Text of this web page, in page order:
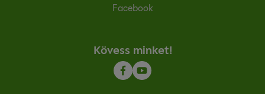
Facebook
Kövess minket!